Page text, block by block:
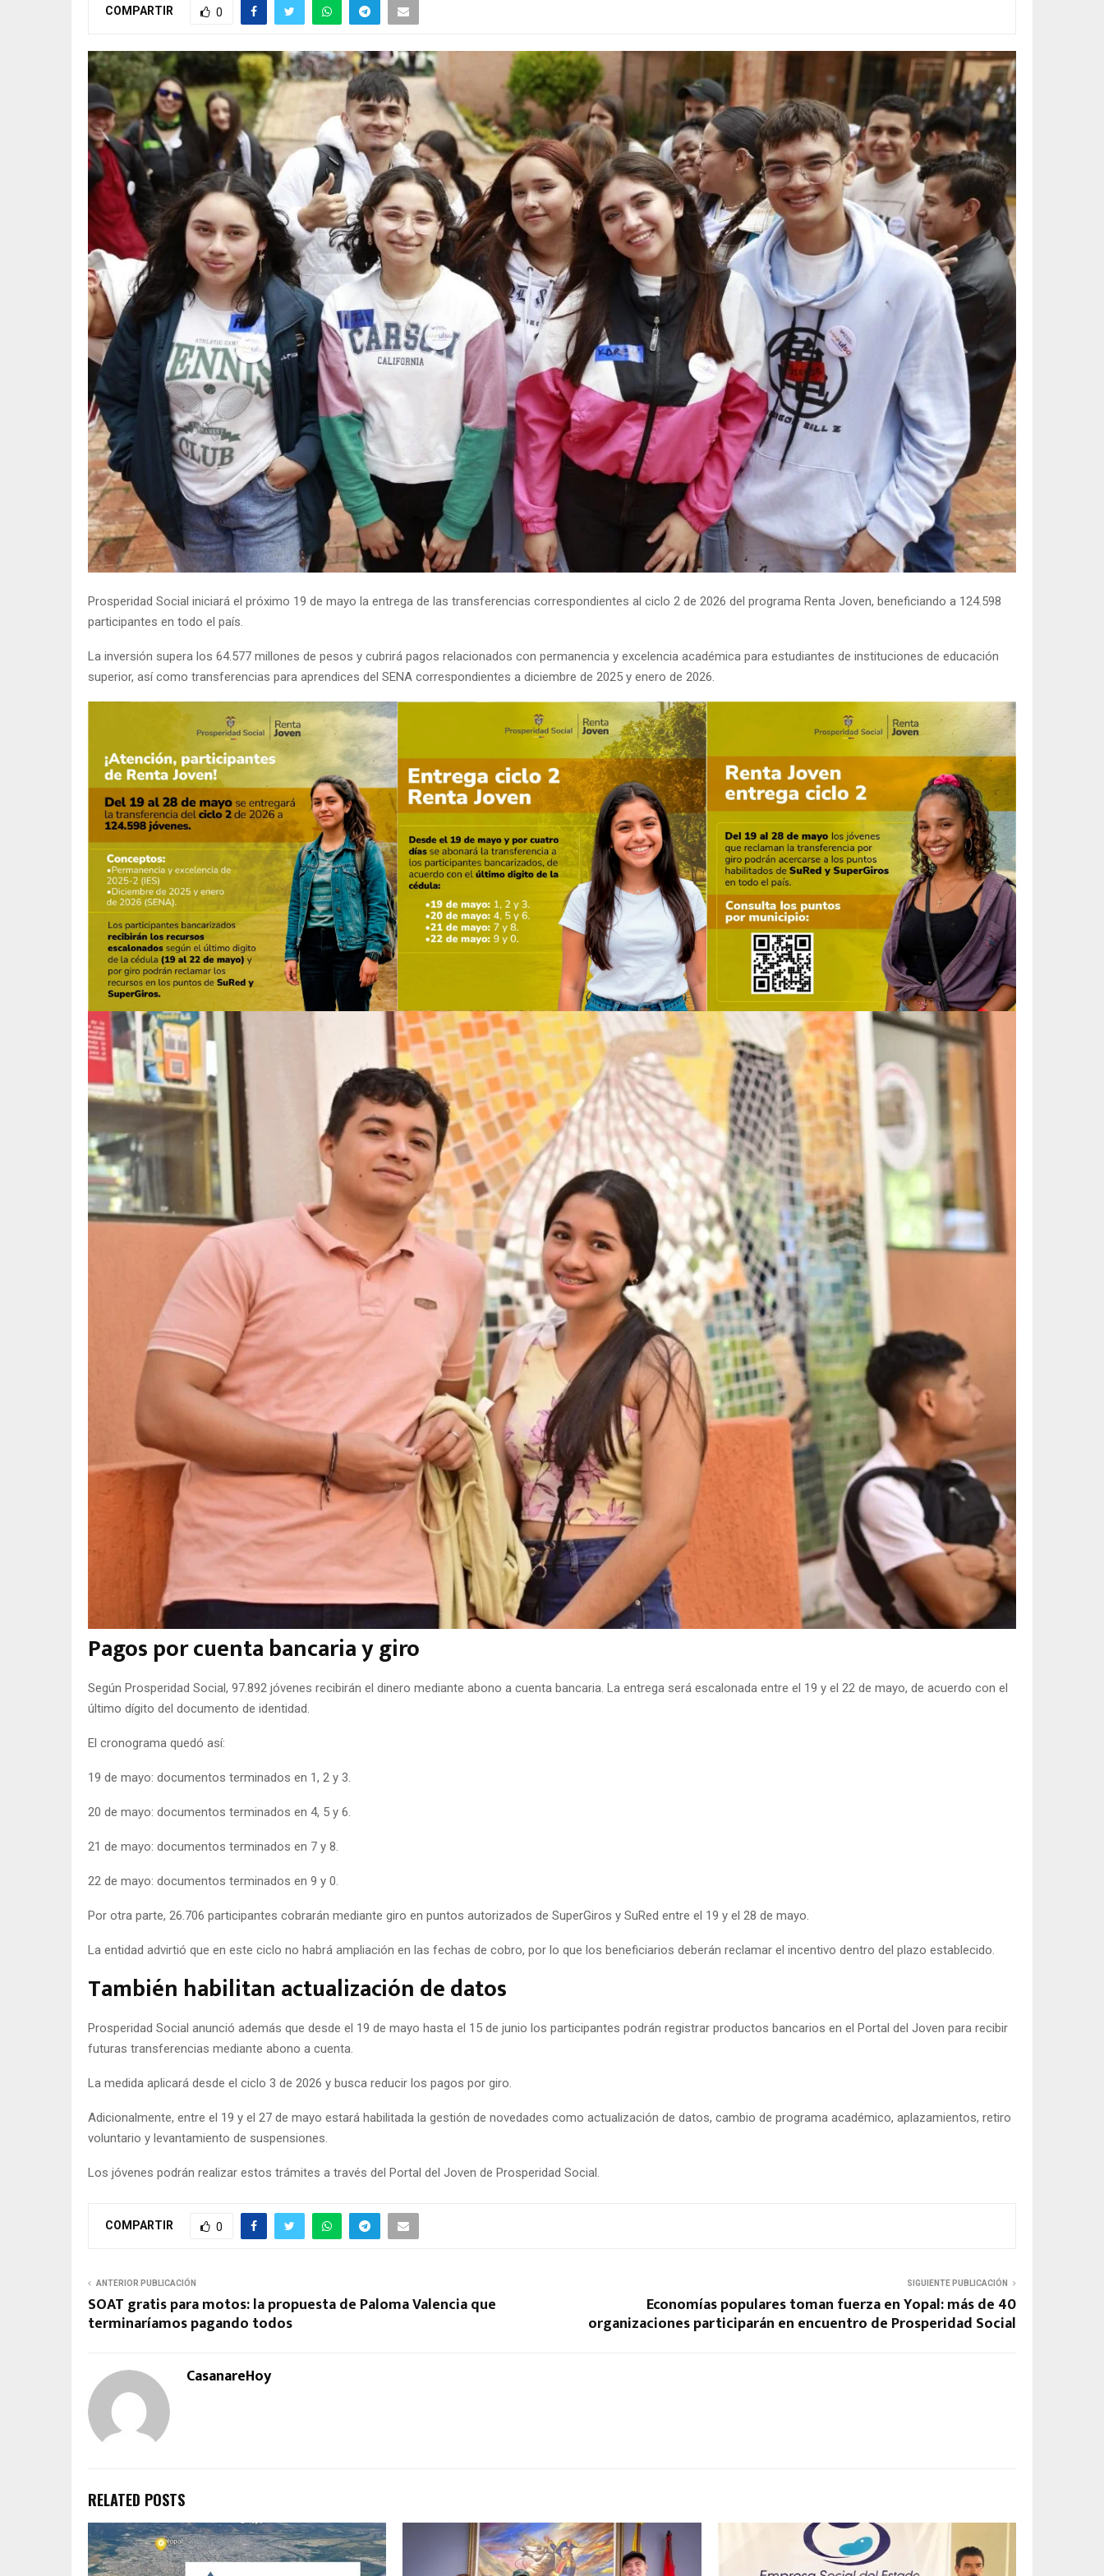
COMPARTIR 0
Prosperidad Social iniciará el próximo 19 de mayo la entrega de las transferencias correspondientes al ciclo 2 de 2026 del programa Renta Joven, beneficiando a 124.598
participantes en todo el país.
La inversión supera los 64.577 millones de pesos y cubrirá pagos relacionados con permanencia y excelencia académica para estudiantes de instituciones de educación
superior, así como transferencias para aprendices del SENA correspondientes a diciembre de 2025 y enero de 2026.
Pagos por cuenta bancaria y giro
Según Prosperidad Social, 97.892 jóvenes recibirán el dinero mediante abono a cuenta bancaria. La entrega será escalonada entre el 19 y el 22 de mayo, de acuerdo con el
último dígito del documento de identidad.
El cronograma quedó así:
19 de mayo: documentos terminados en 1, 2 y 3.
20 de mayo: documentos terminados en 4, 5 y 6.
21 de mayo: documentos terminados en 7 y 8.
22 de mayo: documentos terminados en 9 y 0.
Por otra parte, 26.706 participantes cobrarán mediante giro en puntos autorizados de SuperGiros y SuRed entre el 19 y el 28 de mayo.
La entidad advirtió que en este ciclo no habrá ampliación en las fechas de cobro, por lo que los beneficiarios deberán reclamar el incentivo dentro del plazo establecido.
También habilitan actualización de datos
Prosperidad Social anunció además que desde el 19 de mayo hasta el 15 de junio los participantes podrán registrar productos bancarios en el Portal del Joven para recibir
futuras transferencias mediante abono a cuenta.
La medida aplicará desde el ciclo 3 de 2026 y busca reducir los pagos por giro.
Adicionalmente, entre el 19 y el 27 de mayo estará habilitada la gestión de novedades como actualización de datos, cambio de programa académico, aplazamientos, retiro
voluntario y levantamiento de suspensiones.
Los jóvenes podrán realizar estos trámites a través del Portal del Joven de Prosperidad Social.
COMPARTIR 0
ANTERIOR PUBLICACIÓN
SOAT gratis para motos: la propuesta de Paloma Valencia que
terminaríamos pagando todos
SIGUIENTE PUBLICACIÓN
Economías populares toman fuerza en Yopal: más de 40
organizaciones participarán en encuentro de Prosperidad Social
CasanareHoy
RELATED POSTS